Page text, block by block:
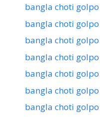
bangla choti
bangla choti
bangla choti
bangla choti
bangla choti
bangla choti
bangla choti